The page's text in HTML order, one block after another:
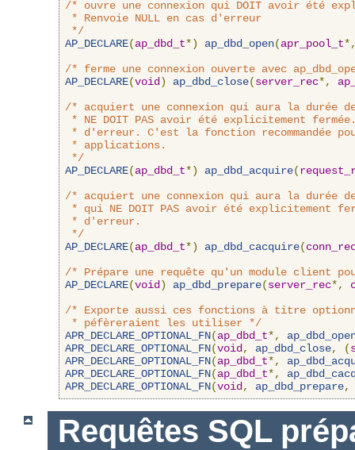
/* ouvre une connexion qui DOIT avoir été
* Renvoie NULL en cas d'erreur
*/
AP_DECLARE(ap_dbd_t*) ap_dbd_open(apr_pool_t
/* ferme une connexion ouverte avec
AP_DECLARE(void ) ap_dbd_close(server_rec*,
/* acquiert une connexion qui aura la durée
* NE DOIT PAS avoir été explicitement
* d'erreur. C'est la fonction recommandée
* applications.
*/
AP_DECLARE(ap_dbd_t*) ap_dbd_acquire(
/* acquiert une connexion qui aura la durée
* qui NE DOIT PAS avoir été explicitement
* d'erreur.
*/
AP_DECLARE(ap_dbd_t*) ap_dbd_cacquire(
/* Prépare une requête qu'un module client
AP_DECLARE(void ) ap_dbd_prepare(server_rec*,
/* Exporte aussi ces fonctions à titre
* péfèreraient les utiliser */
APR_DECLARE_OPTIONAL_FN(ap_dbd_t*,
APR_DECLARE_OPTIONAL_FN(void , ap_dbd_close, (
APR_DECLARE_OPTIONAL_FN(ap_dbd_t*,
APR_DECLARE_OPTIONAL_FN(ap_dbd_t*,
APR_DECLARE_OPTIONAL_FN(void , ap_dbd_prepare,
Requêtes SQL